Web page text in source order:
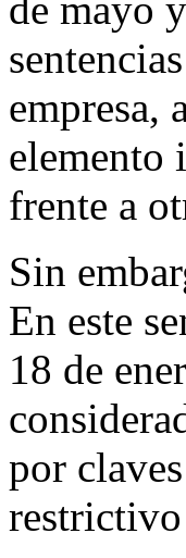
de mayo
empresa,
elemento
frente a
Sin
En este
18 de
por
restrictivo